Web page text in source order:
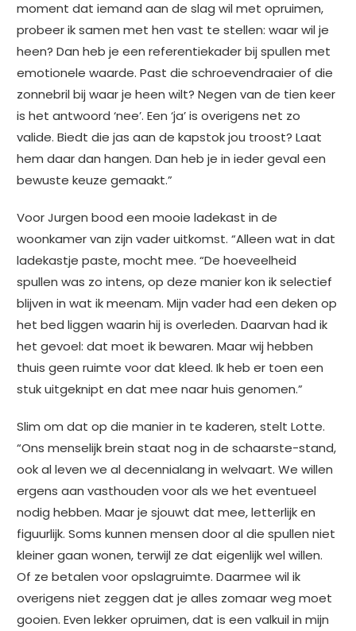
moment dat iemand aan de slag wil met opruimen,
probeer ik samen met hen vast te stellen: waar wil je
heen? Dan heb je een referentiekader bij spullen met
emotionele waarde. Past die schroevendraaier of die
zonnebril bij waar je heen wilt? Negen van de tien keer
is het antwoord ‘nee’. Een ‘ja’ is overigens net zo
valide. Biedt die jas aan de kapstok jou troost? Laat
hem daar dan hangen. Dan heb je in ieder geval een
bewuste keuze gemaakt.”
Voor Jurgen bood een mooie ladekast in de
woonkamer van zijn vader uitkomst. “Alleen wat in dat
ladekastje paste, mocht mee. “De hoeveelheid
spullen was zo intens, op deze manier kon ik selectief
blijven in wat ik meenam. Mijn vader had een deken op
het bed liggen waarin hij is overleden. Daarvan had ik
het gevoel: dat moet ik bewaren. Maar wij hebben
thuis geen ruimte voor dat kleed. Ik heb er toen een
stuk uitgeknipt en dat mee naar huis genomen.”
Slim om dat op die manier in te kaderen, stelt Lotte.
“Ons menselijk brein staat nog in de schaarste-stand,
ook al leven we al decennialang in welvaart. We willen
ergens aan vasthouden voor als we het eventueel
nodig hebben. Maar je sjouwt dat mee, letterlijk en
figuurlijk. Soms kunnen mensen door al die spullen niet
kleiner gaan wonen, terwijl ze dat eigenlijk wel willen.
Of ze betalen voor opslagruimte. Daarmee wil ik
overigens niet zeggen dat je alles zomaar weg moet
gooien. Even lekker opruimen, dat is een valkuil in mijn